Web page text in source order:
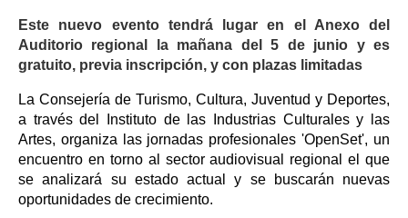
Este nuevo evento tendrá lugar en el Anexo del
Auditorio regional la mañana del 5 de junio y es
gratuito, previa inscripción, y con plazas limitadas
La Consejería de Turismo, Cultura, Juventud y Deportes,
a través del Instituto de las Industrias Culturales y las
Artes, organiza las jornadas profesionales 'OpenSet', un
encuentro en torno al sector audiovisual regional el que
se analizará su estado actual y se buscarán nuevas
oportunidades de crecimiento.